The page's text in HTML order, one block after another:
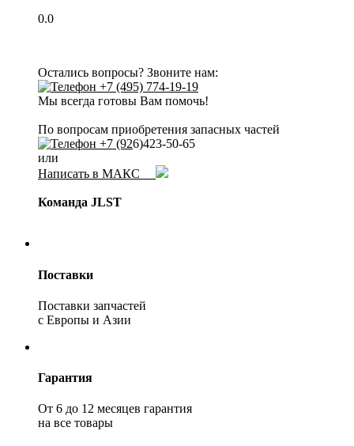
0.0
Остались вопросы? Звоните нам:
+7 (495) 774-19-19
Мы всегда готовы Вам помочь!
По вопросам приобретения запасных частей
+7 (926)423-50-65
или
Написать в МАКС
Команда JLST
Поставки
Поставки запчастей
с Европы и Азии
Гарантия
От 6 до 12 месяцев гарантия
на все товары